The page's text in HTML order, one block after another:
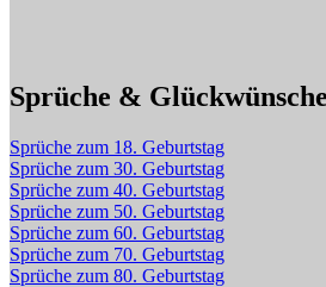
Sprüche & Glückwünsche
Sprüche zum 18. Geburtstag
Sprüche zum 30. Geburtstag
Sprüche zum 40. Geburtstag
Sprüche zum 50. Geburtstag
Sprüche zum 60. Geburtstag
Sprüche zum 70. Geburtstag
Sprüche zum 80. Geburtstag